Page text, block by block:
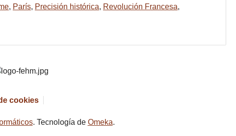
, París, Precisión histórica, Revolución Francesa,
cookies
. Tecnología de Omeka.